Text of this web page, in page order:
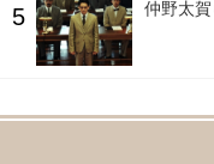
仲野太賀